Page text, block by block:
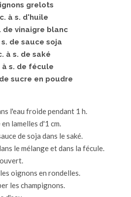
grelots
à s. d'huile
de vinaigre blanc
s. de sauce soja
à s. de saké
à s. de fécule
sucre en poudre
l'eau froide pendant 1 h.
lamelles d'1 cm.
de soja dans le saké.
le mélange et dans la fécule.
oignons en rondelles.
les champignons.